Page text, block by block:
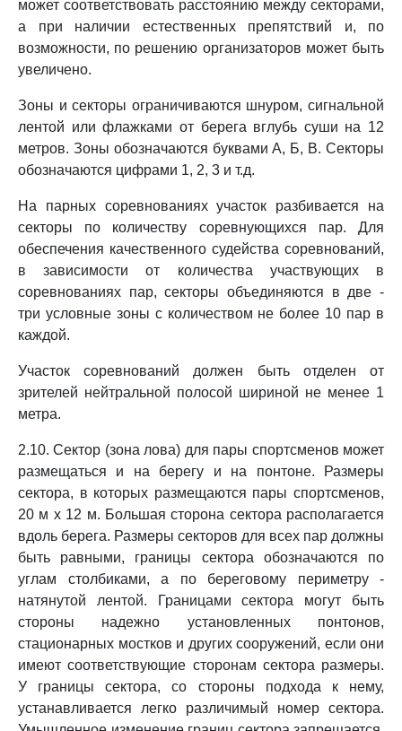
может соответствовать расстоянию между секторами,
а при наличии естественных препятствий и, по
возможности, по решению организаторов может быть
увеличено.
Зоны и секторы ограничиваются шнуром, сигнальной
лентой или флажками от берега вглубь суши на 12
метров. Зоны обозначаются буквами А, Б, В. Секторы
обозначаются цифрами 1, 2, 3 и т.д.
На парных соревнованиях участок разбивается на
секторы по количеству соревнующихся пар. Для
обеспечения качественного судейства соревнований,
в зависимости от количества участвующих в
соревнованиях пар, секторы объединяются в две -
три условные зоны с количеством не более 10 пар в
каждой.
Участок соревнований должен быть отделен от
зрителей нейтральной полосой шириной не менее 1
метра.
2.10. Сектор (зона лова) для пары спортсменов может
размещаться и на берегу и на понтоне. Размеры
сектора, в которых размещаются пары спортсменов,
20 м x 12 м. Большая сторона сектора располагается
вдоль берега. Размеры секторов для всех пар должны
быть равными, границы сектора обозначаются по
углам столбиками, а по береговому периметру -
натянутой лентой. Границами сектора могут быть
стороны надежно установленных понтонов,
стационарных мостков и других сооружений, если они
имеют соответствующие сторонам сектора размеры.
У границы сектора, со стороны подхода к нему,
устанавливается легко различимый номер сектора.